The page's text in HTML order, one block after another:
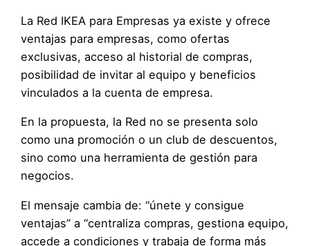
La Red IKEA para Empresas ya existe y ofrece
ventajas para empresas, como ofertas
exclusivas, acceso al historial de compras,
posibilidad de invitar al equipo y beneficios
vinculados a la cuenta de empresa.
En la propuesta, la Red no se presenta solo
como una promoción o un club de descuentos,
sino como una herramienta de gestión para
negocios.
El mensaje cambia de: “únete y consigue
ventajas” a “centraliza compras, gestiona equipo,
accede a condiciones y trabaja de forma más